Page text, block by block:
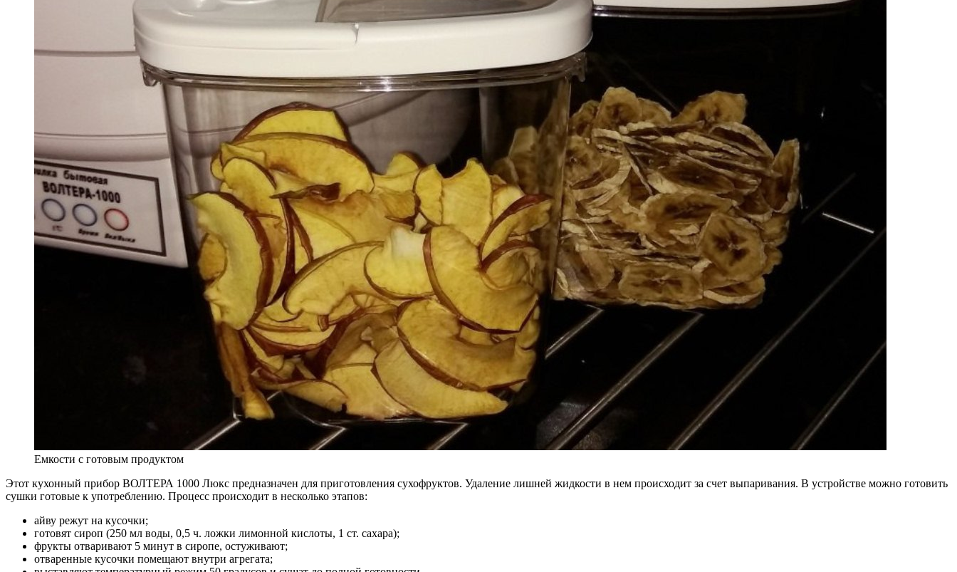
Емкости с готовым продуктом
Этот кухонный прибор ВОЛТЕРА 1000 Люкс предназначен для приготовления сухофруктов. Удаление лишней жидкости в нем происходит за счет выпаривания. В устройстве можно готовить
сушки готовые к употреблению. Процесс происходит в несколько этапов:
айву режут на кусочки;
готовят сироп (250 мл воды, 0,5 ч. ложки лимонной кислоты, 1 ст. сахара);
фрукты отваривают 5 минут в сиропе, остуживают;
отваренные кусочки помещают внутри агрегата;